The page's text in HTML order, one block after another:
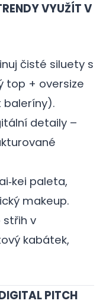
VYUŽÍT V
čisté siluety s
top + oversize
baleríny).
detaily –
paleta,
makeup.
střih v
kabátek,
PITCH